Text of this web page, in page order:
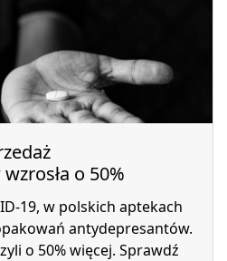
o 50%
19, w polskich aptekach
antydepresantów.
o 50% więcej. Sprawdź